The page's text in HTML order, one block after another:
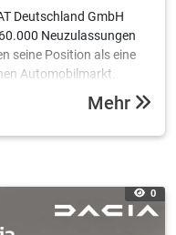
Deutschland GmbH
Neuzulassungen
seine Position als eine
Automobilmarkt.
Mehr
0